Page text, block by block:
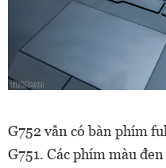
G752 vẫn có bàn phím
G751. Các phím màu